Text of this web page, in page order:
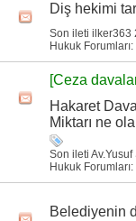
Diş hekimi
Son ileti ilker363
Hukuk Forumları:
[Ceza
Hakaret
Miktarı ne
Son ileti
Hukuk Forumları:
Belediyenin